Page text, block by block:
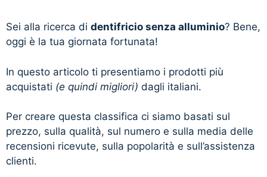
Sei alla ricerca di dentifricio senza alluminio? Bene,
oggi è la tua giornata fortunata!
In questo articolo ti presentiamo i prodotti più
acquistati (e quindi migliori) dagli italiani.
Per creare questa classifica ci siamo basati sul
prezzo, sulla qualità, sul numero e sulla media delle
recensioni ricevute, sulla popolarità e sull’assistenza
clienti.